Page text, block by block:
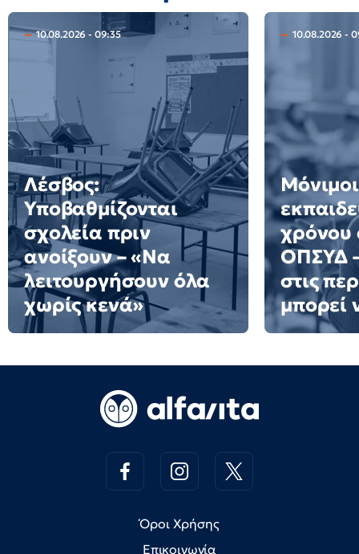
10.08.2026 - 09:35
Λέσβος:
Υποβαθμίζονται
σχολεία πριν
ανοίξουν – «Να
λειτουργήσουν όλα
χωρίς κενά»
10.08.2026 -
χρόνου
ΟΠΣΥΔ
στις
μπορεί
Όροι Χρήσης
Επικοινωνία